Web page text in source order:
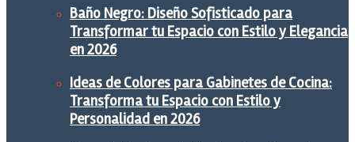
Baño Negro: Diseño Sofisticado para
Transformar tu Espacio con Estilo y Elegancia
en 2026
Ideas de Colores para Gabinetes de Cocina:
Transforma tu Espacio con Estilo y
Personalidad en 2026